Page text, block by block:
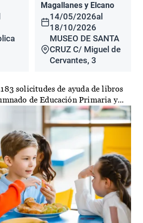
Magallanes y Elcano
14/05/2026al
18/10/2026
MUSEO DE SANTA
CRUZ C/ Miguel de
Cervantes, 3
solicitudes de ayuda de libros
de Educación Primaria y...